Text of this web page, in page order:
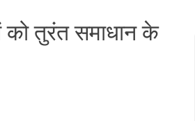
को तुरंत समाधान के